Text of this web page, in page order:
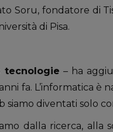
Soru, fondatore di
di Pisa.
tecnologie – ha
fa. L’informatica è
siamo diventati solo
dalla ricerca, alla